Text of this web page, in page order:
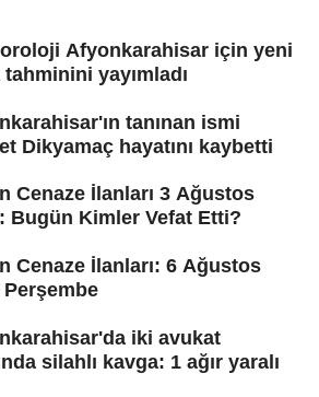
Afyonkarahisar için yeni
tahminini yayımladı
tanınan ismi
Dikyamaç hayatını kaybetti
Cenaze İlanları 3 Ağustos
Bugün Kimler Vefat Etti?
Cenaze İlanları: 6 Ağustos
Perşembe
iki avukat
silahlı kavga: 1 ağır yaralı